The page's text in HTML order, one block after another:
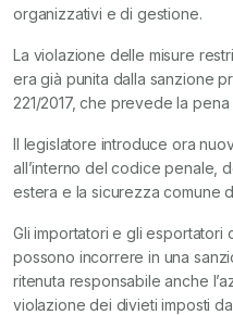
organizzativi e di gestione.
La violazione delle misure
era già punita dalla sanzione
221/2017, che prevede la
Il legislatore introduce ora
all’interno del codice penale,
estera e la sicurezza comune
Gli importatori e gli esportatori
possono incorrere in una
ritenuta responsabile anche
violazione dei divieti imposti